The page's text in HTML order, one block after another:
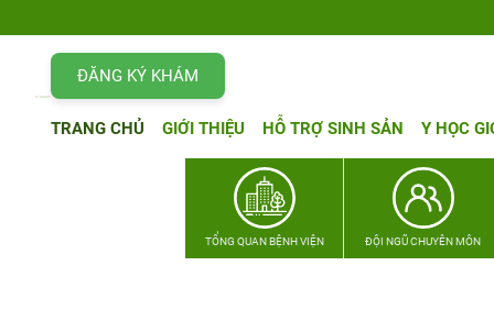
ĐĂNG KÝ KHÁM
TRANG CHỦ GIỚI THIỆU HỖ TRỢ SINH SẢN Y HỌC
TỔNG QUAN BỆNH VIỆN ĐỘI NGŨ CHUYÊN MÔN